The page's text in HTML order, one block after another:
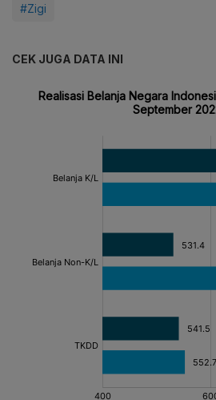
#Zigi
CEK JUGA DATA INI